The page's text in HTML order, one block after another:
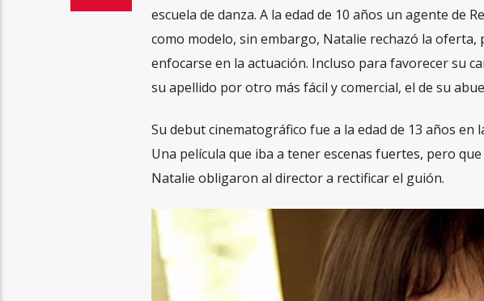
escuela de danza. A la edad de 10 años un agente de
como modelo, sin embargo, Natalie rechazó la oferta,
enfocarse en la actuación. Incluso para favorecer su
su apellido por otro más fácil y comercial, el de su
Su debut cinematográfico fue a la edad de 13 años en
Una película que iba a tener escenas fuertes, pero
Natalie obligaron al director a rectificar el guión.